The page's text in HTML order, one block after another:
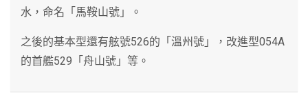
水，命名「馬鞍山號」。
之後的基本型還有舷號526的「溫州號」，改進型054A
的首艦529「舟山號」等。